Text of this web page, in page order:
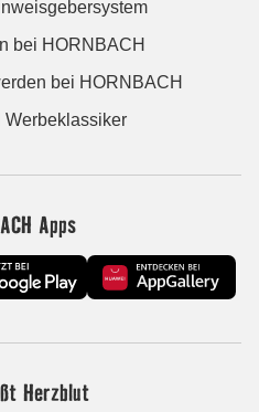
bei HORNBACH
bei HORNBACH
Werbeklassiker
Apps
Herzblut